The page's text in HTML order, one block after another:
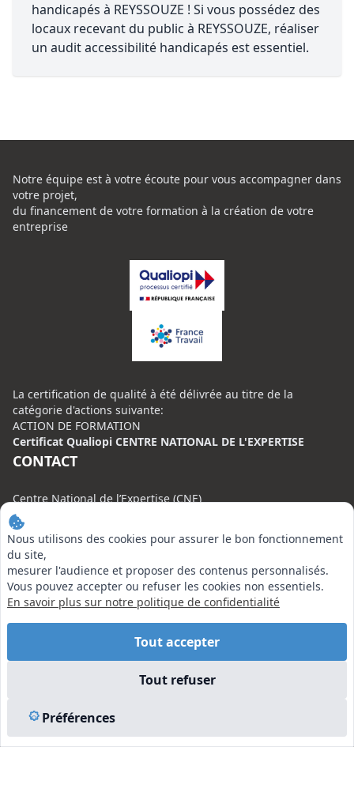
handicapés à REYSSOUZE ! Si vous possédez des
locaux recevant du public à REYSSOUZE, réaliser
un audit accessibilité handicapés est essentiel.
Nous utilisons des cookies pour assurer le bon fonctionnement
du site,
mesurer l'audience et proposer des contenus personnalisés.
Vous pouvez accepter ou refuser les cookies non essentiels.
En savoir plus sur notre politique de confidentialité
Tout accepter
Tout refuser
Préférences
Notre équipe est à votre écoute pour vous accompagner dans
votre projet,
du financement de votre formation à la création de votre
entreprise
La certification de qualité à été délivrée au titre de la
catégorie d'actions suivante:
ACTION DE FORMATION
Certificat Qualiopi CENTRE NATIONAL DE L'EXPERTISE
CONTACT
Centre National de l’Expertise (CNE)
20 rue Henri Regnault, 75008 Paris
N°VERT : 0800 00 80 89
EN SAVOIR PLUS
Liens utiles
Mentions légales